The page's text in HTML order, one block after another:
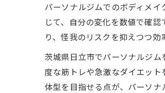
パーソナルジムでのボディメ
じて、自分の変化を数値で確
り、怪我のリスクを抑えつつ効
茨城県日立市でパーソナルジ
度な筋トレや急激なダイエッ
体型を目指せる点が、パーソナ